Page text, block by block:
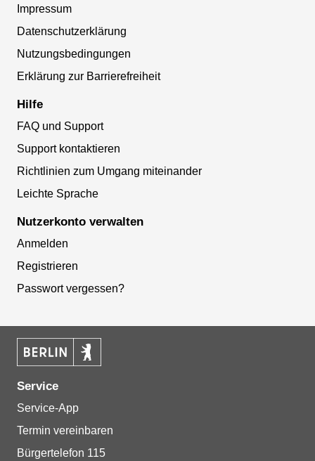
Impressum
Datenschutzerklärung
Nutzungsbedingungen
Erklärung zur Barrierefreiheit
Hilfe
FAQ und Support
Support kontaktieren
Richtlinien zum Umgang miteinander
Leichte Sprache
Nutzerkonto verwalten
Anmelden
Registrieren
Passwort vergessen?
Service
Service-App
Termin vereinbaren
Bürgertelefon 115